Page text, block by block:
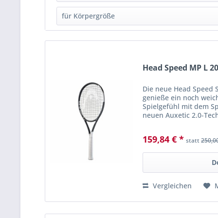
von215bis310
für Körpergröße
125cm - 135cm(2)
Head Speed MP L
Die neue Head Speed
genieße ein noch
Spielgefühl mit dem
neuen Auxetic 2.0-
159,84 € * statt
Vergleichen